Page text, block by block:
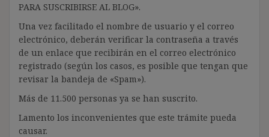
PARA SUSCRIBIRSE AL BLOG».
Una vez facilitado el nombre de usuario y el correo
electrónico, deberán verificar la contraseña a través
de un enlace que recibirán en el correo electrónico
registrado (según los casos, es posible que tengan que
revisar la bandeja de «Spam»).
Más de 11.500 personas ya se han suscrito.
Lamento los inconvenientes que este trámite pueda
causar.